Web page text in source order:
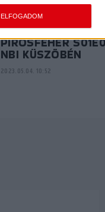
ELFOGADOM
2023.08.25. 10:41
PIROSFEHÉR
NBI KÜSZÖBÉN
2023.05.04. 10:52